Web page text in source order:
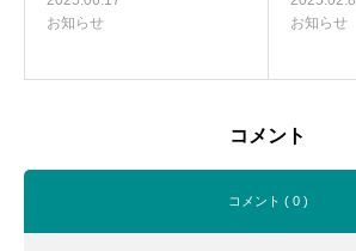
お知らせ
お知らせ
コメント
コメント ( 0 )